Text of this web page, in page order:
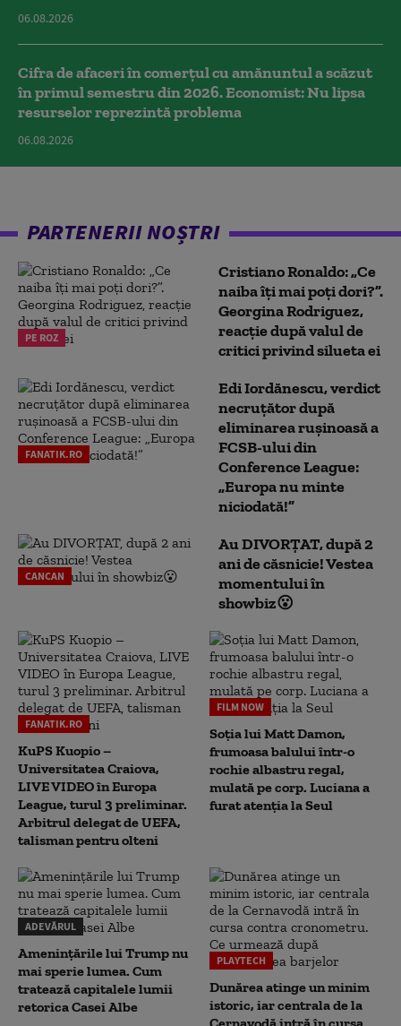
06.08.2026
Cifra de afaceri în comerțul cu amănuntul a scăzut
în primul semestru din 2026. Economist: Nu lipsa
resurselor reprezintă problema
06.08.2026
PARTENERII NOȘTRI
PE ROZ
Cristiano Ronaldo: „Ce
naiba îți mai poți dori?”.
Georgina Rodriguez,
reacție după valul de
critici privind silueta ei
FANATIK.RO
Edi Iordănescu, verdict
necruțător după
eliminarea rușinoasă a
FCSB-ului din
Conference League:
„Europa nu minte
niciodată!”
CANCAN
Au DIVORȚAT, după 2
ani de căsnicie! Vestea
momentului în
showbiz😮
FANATIK.RO
KuPS Kuopio –
Universitatea Craiova,
LIVE VIDEO în Europa
League, turul 3 preliminar.
Arbitrul delegat de UEFA,
talisman pentru olteni
FILM NOW
Soția lui Matt Damon,
frumoasa balului într-o
rochie albastru regal,
mulată pe corp. Luciana a
furat atenția la Seul
ADEVĂRUL
Amenințările lui Trump nu
mai sperie lumea. Cum
tratează capitalele lumii
retorica Casei Albe
PLAYTECH
Dunărea atinge un minim
istoric, iar centrala de la
Cernavodă intră în cursa